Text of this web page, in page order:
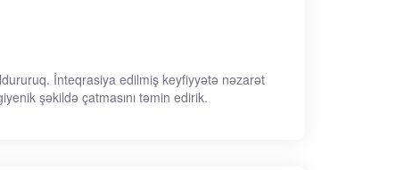
İnteqrasiya edilmiş keyfiyyətə nəzarət
şəkildə çatmasını təmin edirik.